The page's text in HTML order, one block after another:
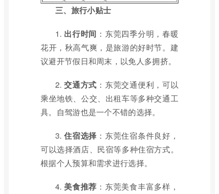
三、旅行小贴士
1. 出行时间 ：东莞四季分明，春暖
花开，秋高气爽，是旅游的好时节。建
议避开节假日和周末，以免人多拥挤。
2.交通方式 ：东莞交通便利，可以
乘坐地铁、公交、出租车等多种交通工
具。自驾游也是一个不错的选择。
3.住宿选择 ：东莞住宿条件良好，
可以选择酒店、民宿等多种住宿方式。
根据个人预算和需求进行选择。
4. 美食推荐 ：东莞美食丰富多样，